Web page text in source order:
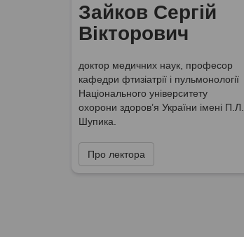
Зайков Сергій
Вікторович
доктор медичних наук, професор
кафедри фтизіатрії і пульмонології
Національного університету
охорони здоров’я України імені П.Л.
Шупика.
Про лектора